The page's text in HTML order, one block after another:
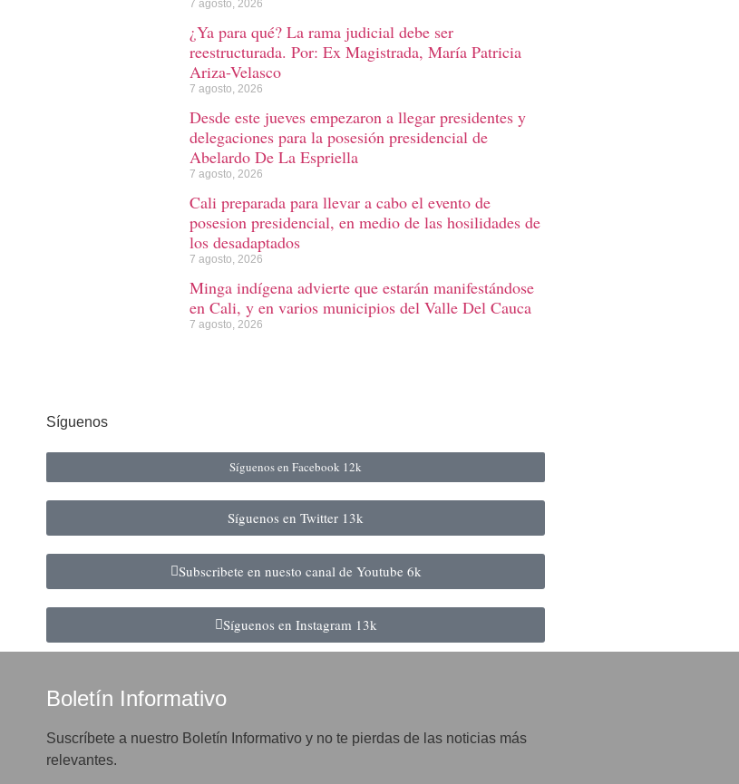
7 agosto, 2026
¿Ya para qué? La rama judicial debe ser
reestructurada. Por: Ex Magistrada, María Patricia
Ariza-Velasco
7 agosto, 2026
Desde este jueves empezaron a llegar presidentes y
delegaciones para la posesión presidencial de
Abelardo De La Espriella
7 agosto, 2026
Cali preparada para llevar a cabo el evento de
posesion presidencial, en medio de las hosilidades de
los desadaptados
7 agosto, 2026
Minga indígena advierte que estarán manifestándose
en Cali, y en varios municipios del Valle Del Cauca
7 agosto, 2026
Síguenos
Síguenos en Facebook 12k
Síguenos en Twitter 13k
Subscribete en nuesto canal de Youtube 6k
Síguenos en Instagram 13k
Boletín Informativo
Suscríbete a nuestro Boletín Informativo y no te pierdas de las noticias más
relevantes.